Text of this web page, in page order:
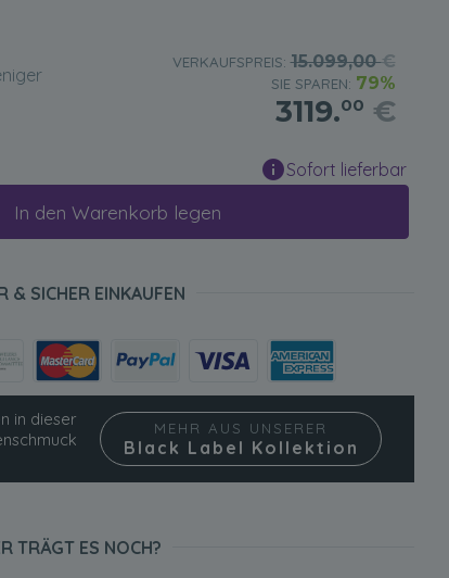
VERKAUFSPREIS:15.099,00€
SIE SPAREN: 79%
3119.00 €
Sofort lieferbar
In den Warenkorb legen
& SICHER EINKAUFEN
in dieser
MEHR AUS UNSERER
Black Label Kollektion
TRÄGT ES NOCH?